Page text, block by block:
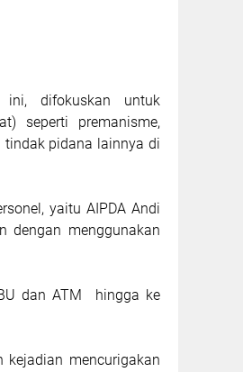
difokuskan untuk
seperti premanisme,
tindak pidana lainnya di
yaitu AIPDA Andi
dengan menggunakan
dan ATM hingga ke
mencurigakan